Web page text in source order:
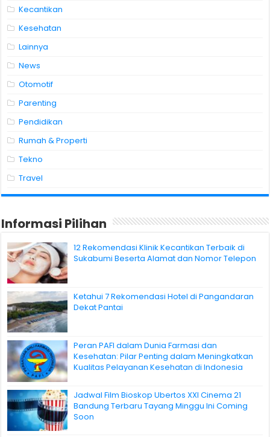
Kecantikan
Kesehatan
Lainnya
News
Otomotif
Parenting
Pendidikan
Rumah & Properti
Tekno
Travel
Informasi Pilihan
12 Rekomendasi Klinik Kecantikan Terbaik di
Sukabumi Beserta Alamat dan Nomor Telepon
Ketahui 7 Rekomendasi Hotel di Pangandaran
Dekat Pantai
Peran PAFI dalam Dunia Farmasi dan
Kesehatan: Pilar Penting dalam Meningkatkan
Kualitas Pelayanan Kesehatan di Indonesia
Jadwal Film Bioskop Ubertos XXI Cinema 21
Bandung Terbaru Tayang Minggu Ini Coming
Soon